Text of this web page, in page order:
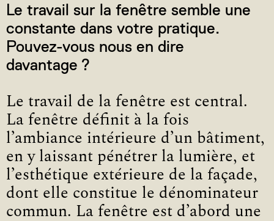
Le travail sur la fenêtre semble une
constante dans votre pratique.
Pouvez-vous nous en dire
davantage ?
Le travail de la fenêtre est central.
La fenêtre définit à la fois
l’ambiance intérieure d’un bâtiment,
en y laissant pénétrer la lumière, et
l’esthétique extérieure de la façade,
dont elle constitue le dénominateur
commun. La fenêtre est d’abord une